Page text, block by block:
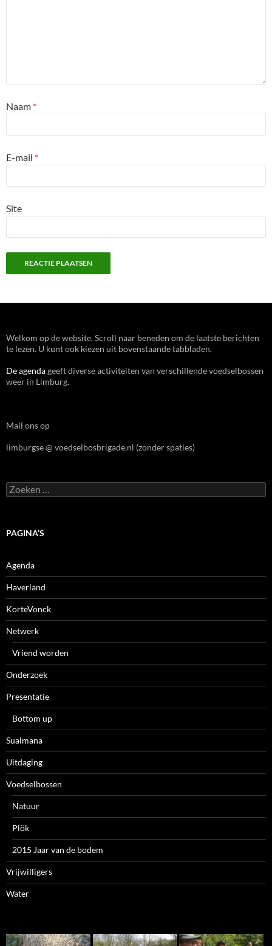
Naam *
E-mail *
Site
Welkom op de website. Scroll naar beneden om de laatste berichten
te lezen. U kunt ook kiezen uit bovenstaande tabbladen.
De agendageeft diverse activiteiten van verschillende voedselbossen
weer in Limburg.
Mail ons op
limburgse @ voedselbosbrigade.nl (zonder spaties)
Zoeken
naar:
PAGINA’S
Agenda
Haverland
KorteVonck
Netwerk
Vriend worden
Onderzoek
Presentatie
Bottom up
Sualmana
Uitdaging
Voedselbossen
Natuur
Plök
2015 Jaar van de bodem
Vrijwilligers
Water